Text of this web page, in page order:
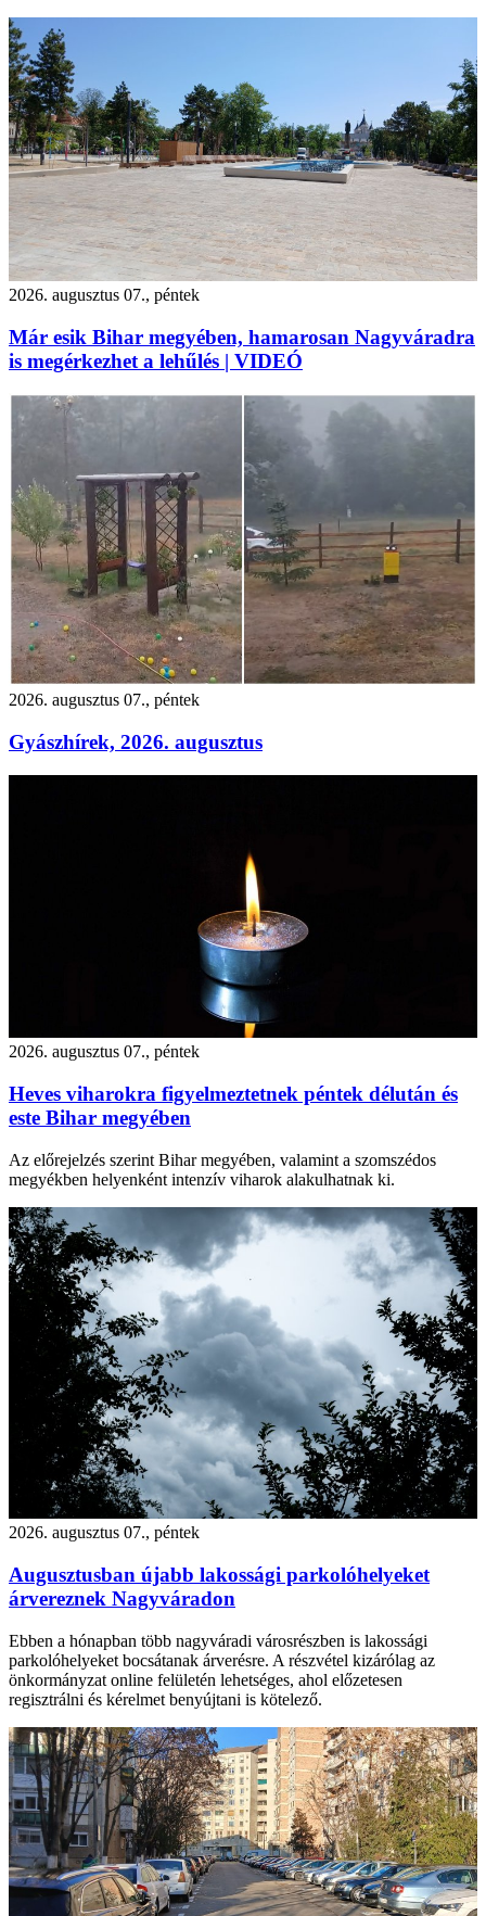
2026. augusztus 07., péntek
Már esik Bihar megyében, hamarosan Nagyváradra
is megérkezhet a lehűlés | VIDEÓ
2026. augusztus 07., péntek
Gyászhírek, 2026. augusztus
2026. augusztus 07., péntek
Heves viharokra figyelmeztetnek péntek délután és
este Bihar megyében
Az előrejelzés szerint Bihar megyében, valamint a szomszédos
megyékben helyenként intenzív viharok alakulhatnak ki.
2026. augusztus 07., péntek
Augusztusban újabb lakossági parkolóhelyeket
árvereznek Nagyváradon
Ebben a hónapban több nagyváradi városrészben is lakossági
parkolóhelyeket bocsátanak árverésre. A részvétel kizárólag az
önkormányzat online felületén lehetséges, ahol előzetesen
regisztrálni és kérelmet benyújtani is kötelező.